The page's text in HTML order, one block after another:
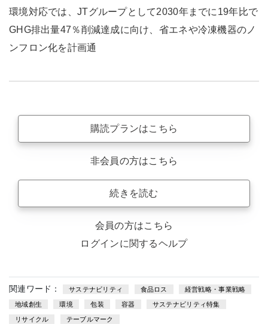
環境対応では、JTグループとして2030年までに19年比で
GHG排出量47％削減達成に向け、省エネや冷凍機器のノ
ンフロン化を計画通
購読プランはこちら
非会員の方はこちら
続きを読む
会員の方はこちら
ログインに関するヘルプ
関連ワード： サステナビリティ 食品ロス 経営戦略・事業戦略
地域創生 環境 包装 容器 サステナビリティ特集
リサイクル テーブルマーク